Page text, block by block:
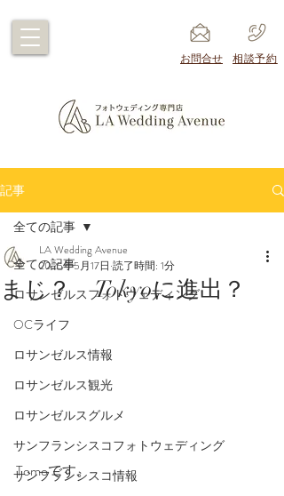
​お問合せ ​相談予約
記事
全ての記事
ロサンゼルスフォトウェディング
OCライフ
ロサンゼルス情報
ロサンゼルス観光
ロサンゼルスグルメ
サンフランシスコフォトウェディング
サンフランシスコ情報
全ての記事
まじ？ Tokyoに進出？
LA Wedding Avenue
2025年5月17日 読了時間: 1分
Tomoです。